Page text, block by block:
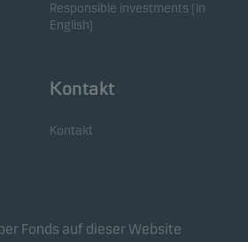
Responsible investments (in
English)
Kontakt
Kontakt
Fonds auf dieser Website